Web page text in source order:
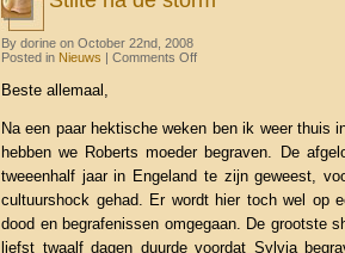
By dorine on October 22nd, 2008
Posted in Nieuws | Comments Offon
Beste allemaal,
Na een paar hektische weken ben ik weer thuis
hebben we Roberts moeder begraven. De
tweeenhalf jaar in Engeland te zijn geweest,
cultuurshock gehad. Er wordt hier toch wel op
dood en begrafenissen omgegaan. De grootste
liefst twaalf dagen duurde voordat Sylvia